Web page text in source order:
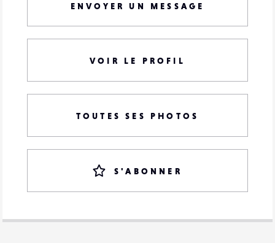
ENVOYER UN MESSAGE
VOIR LE PROFIL
TOUTES SES PHOTOS
S'ABONNER